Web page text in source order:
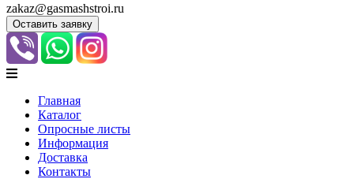
zakaz@gasmashstroi.ru
Оставить заявку
Главная
Каталог
Опросные листы
Информация
Доставка
Контакты